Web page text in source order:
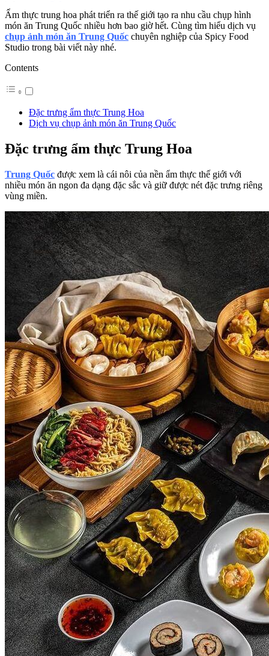
Ẩm thực trung hoa phát triển ra thế giới tạo ra nhu cầu chụp hình
món ăn Trung Quốc nhiều hơn bao giờ hết. Cùng tìm hiểu dịch vụ
chụp ảnh món ăn Trung Quốc chuyên nghiệp của Spicy Food
Studio trong bài viết này nhé.
Contents
Đặc trưng ẩm thực Trung Hoa
Dịch vụ chụp ảnh món ăn Trung Quốc
Đặc trưng ẩm thực Trung Hoa
Trung Quốc được xem là cái nôi của nền ẩm thực thế giới với
nhiều món ăn ngon đa dạng đặc sắc và giữ được nét đặc trưng riêng
vùng miền.